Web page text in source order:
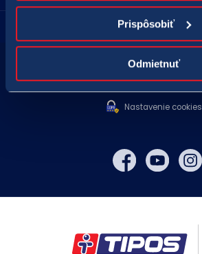
Prispôsobiť
Odmietnuť
Nastavenie cookies